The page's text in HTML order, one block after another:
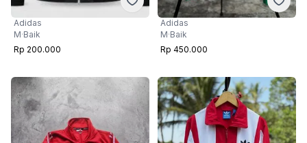
Adidas
M·Baik
Rp 200.000
Adidas
M·Baik
Rp 450.000